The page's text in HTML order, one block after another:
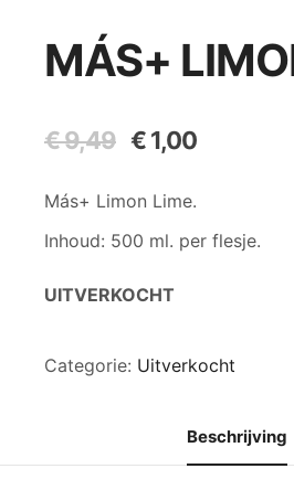
MÁS+
€9,49
Oorspronkelijke
€ 9,49.
€1,00
Más+ Limon Lime.
Inhoud: 500 ml. per flesje.
UITVERKOCHT
Categorie: Uitverkocht
Beschrijving